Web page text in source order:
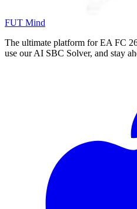
FUT Mind
The ultimate platform for EA FC
use our AI SBC Solver, and stay